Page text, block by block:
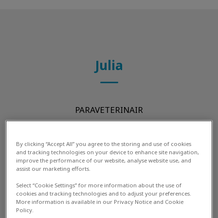
Julia
PARAVETERINAIR
By clicking “Accept All” you agree to the storing and use of cookies
and tracking technologies on your device to enhance site navigation,
improve the performance of our website, analyse website use, and
assist our marketing efforts.
Select “Cookie Settings” for more information about the use of
cookies and tracking technologies and to adjust your preferences.
More information is available in our Privacy Notice and Cookie
Policy.